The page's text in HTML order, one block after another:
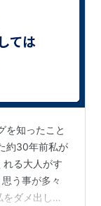
を知ったこと
約30年前私が
る大人がす
う事が多々
ダメ出しし